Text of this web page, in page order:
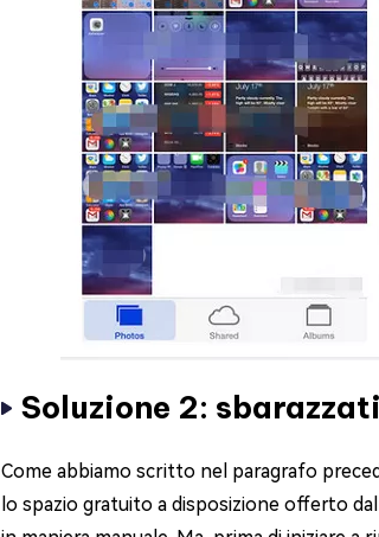
Soluzione 2:
Come abbiamo scritto nel paragrafo
lo spazio gratuito a disposizione offerto